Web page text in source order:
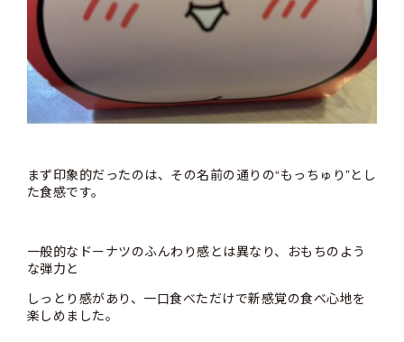
まず印象的だったのは、その名前の通りの“もっちゅり”とし
た食感です。
一般的なドーナツのふんわり感とは異なり、おもちのよう
な弾力と
しっとり感があり、一口食べただけで新感覚の食べ心地を
楽しめました。